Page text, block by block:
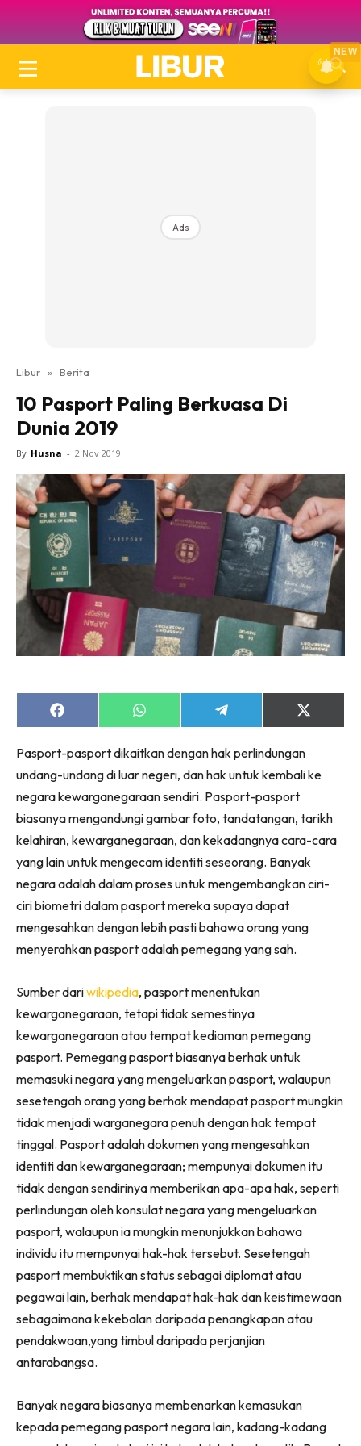
Ads
Libur » Berita
10 Pasport Paling Berkuasa Di
Dunia 2019
By Husna - 2 Nov 2019
Share
on
Share
on
Share
on
Share
on
(Twitter)
Pasport-pasport dikaitkan dengan hak perlindungan
undang-undang di luar negeri, dan hak untuk kembali ke
negara kewarganegaraan sendiri. Pasport-pasport
biasanya mengandungi gambar foto, tandatangan, tarikh
kelahiran, kewarganegaraan, dan kekadangnya cara-cara
yang lain untuk mengecam identiti seseorang. Banyak
negara adalah dalam proses untuk mengembangkan ciri-
ciri biometri dalam pasport mereka supaya dapat
mengesahkan dengan lebih pasti bahawa orang yang
menyerahkan pasport adalah pemegang yang sah.
Sumber dariwikipedia, pasport menentukan
kewarganegaraan, tetapi tidak semestinya
kewarganegaraan atau tempat kediaman pemegang
pasport. Pemegang pasport biasanya berhak untuk
memasuki negara yang mengeluarkan pasport, walaupun
sesetengah orang yang berhak mendapat pasport mungkin
tidak menjadi warganegara penuh dengan hak tempat
tinggal. Pasport adalah dokumen yang mengesahkan
identiti dan kewarganegaraan; mempunyai dokumen itu
tidak dengan sendirinya memberikan apa-apa hak, seperti
perlindungan oleh konsulat negara yang mengeluarkan
pasport, walaupun ia mungkin menunjukkan bahawa
individu itu mempunyai hak-hak tersebut. Sesetengah
pasport membuktikan status sebagai diplomat atau
pegawai lain, berhak mendapat hak-hak dan keistimewaan
sebagaimana kekebalan daripada penangkapan atau
pendakwaan,yang timbul daripada perjanjian
antarabangsa.
Banyak negara biasanya membenarkan kemasukan
kepada pemegang pasport negara lain, kadang-kadang
NEW